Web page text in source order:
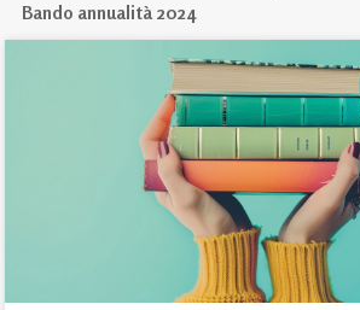
GARE
CONTATTI
Bando annualità 2024